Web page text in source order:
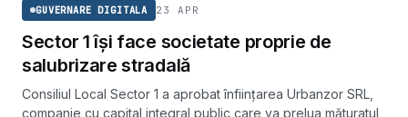
GUVERNARE DIGITALA 23 APR
Sector 1 își face societate proprie de
salubrizare stradală
Consiliul Local Sector 1 a aprobat înființarea Urbanzor SRL,
companie cu capital integral public care va prelua măturatul,